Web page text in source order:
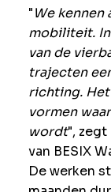
"We kennen
mobiliteit.
van de
trajecten
richting.
vormen
wordt",
van BESIX
De werken